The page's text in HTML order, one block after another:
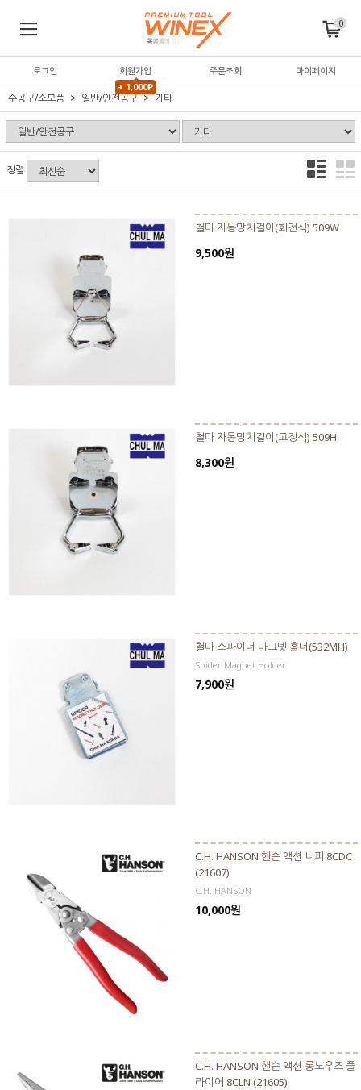
0
로그인
회원가입
+ 1,000P
주문조회 마이페이지
수공구/소모품 일반/안전공구 기타
정렬
철마 자동망치걸이(회전식) 509W
9,500원
철마 자동망치걸이(고정식) 509H
8,300원
철마 스파이더 마그넷 홀더(532MH)
Spider Magnet Holder
7,900원
C.H. HANSON 핸슨 액션 니퍼 8CDC
(21607)
C.H. HANSON
10,000원
C.H. HANSON 핸슨 액션 롱노우즈 플
라이어 8CLN (21605)